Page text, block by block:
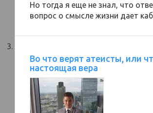
Но тогда я еще не знал, что
вопрос о смысле жизни дает
Во что верят атеисты, или
настоящая вера